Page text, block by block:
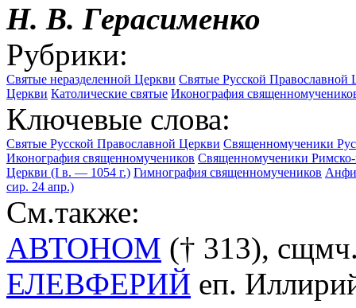
Н. В. Герасименко
Рубрики:
Святые неразделенной Церкви Святые Русской Православной
Церкви Католические святые Иконография
Ключевые слова:
Святые Русской Православной Церкви Священномученики
Иконография священномучеников Священномученики Римско-
Церкви (I в. — 1054 г.) Гимнография священномучеников
сир. 24 апр.)
См.также:
АВТОНОМ († 313),
ЕЛЕВФЕРИЙ еп.